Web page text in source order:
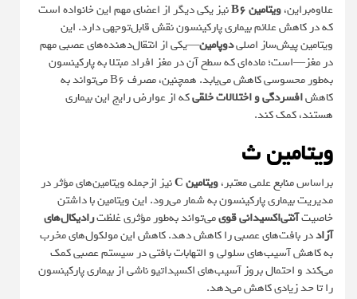
علاوه‌براین،ویتامین B6
نیز یکی دیگر از اعضای مهم این خانواده است
که در کاهش علائم بیماری پارکینسون نقش قابل‌توجهی دارد. این
ویتامین پیش‌ساز اصلیدوپامین—یکی از انتقال‌دهنده‌های عصبی مهم
در مغز—است؛ ماده‌ای که سطح آن در مغز افراد مبتلا به پارکینسون
به‌طور محسوسی کاهش می‌یابد. همچنین، مصرف B6 می‌تواند به
کاهشافسردگی و اختلالات خلقیکه از عوارض رایج این بیماری
هستند، کمک کند.
ویتامین ث
براساسمنابععلمی معتبر،ویتامین C
نیز ازجمله ویتامین‌های مؤثر در
مدیریت بیماری پارکینسون به شمار می‌رود. این ویتامین با داشتن
خاصیتآنتی‌اکسیدانی قویمی‌تواند به‌طور مؤثری غلظترادیکال‌های
آزاددر بافت‌های عصبی را کاهش دهد. کاهش این مولکول‌های مخرب
به کاهش آسیب‌های سلولی و التهابات بافتی در سیستم عصبی کمک
می‌کند و احتمال بروز آسیب‌های اکسیداتیو ناشی از بیماری پارکینسون
را تا حد زیادی کاهش می‌دهد.